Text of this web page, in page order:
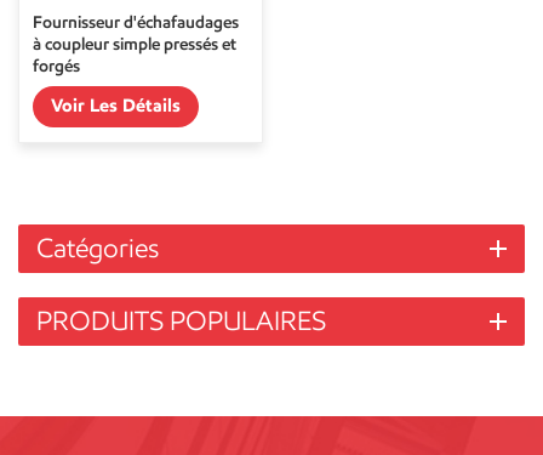
Fournisseur d'échafaudages
à coupleur simple pressés et
forgés
Voir Les Détails
Catégories
PRODUITS POPULAIRES